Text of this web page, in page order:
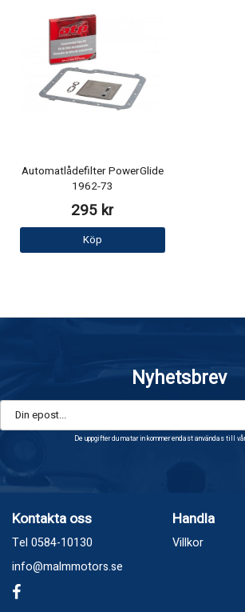
Automatlådefilter PowerGlide
1962-73
295 kr
Köp
Nyhetsbrev
De uppgifter du matar in kommer endast användas till
Kontakta oss
Tel 0584-10130
info@malmmotors.se
Handla
Villkor